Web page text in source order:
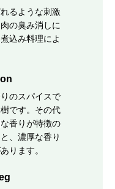
るような刺激
の臭み消しに
込み料理によ
のスパイスで
です。その代
香りが特徴の
、濃厚な香り
ります。